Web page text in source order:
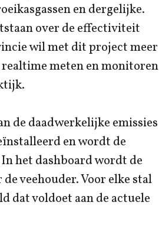
en dergelijke.
over de effectiviteit
wil met dit project meer
meten en monitoren
de daadwerkelijke emissies
en wordt de
het dashboard wordt de
veehouder. Voor elke stal
dat voldoet aan de actuele